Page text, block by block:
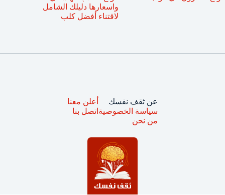
واسعارها دليلك الشامل
لاقتناء أفضل كلب
عن ثقف نفسك
سياسة الخصوصية
من نحن
أعلن معنا
اتصل بنا